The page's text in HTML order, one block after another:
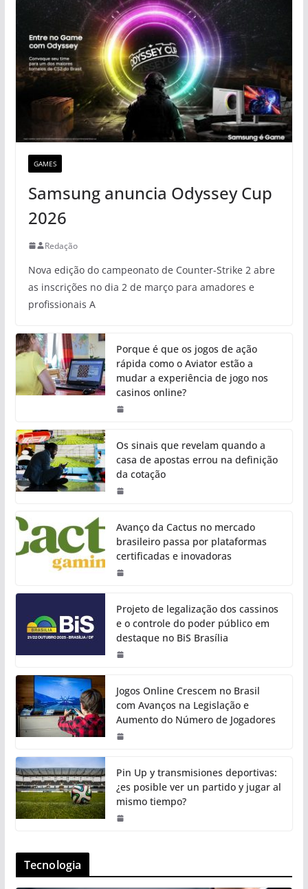
GAMES
Samsung anuncia Odyssey Cup
2026
Redação
Nova edição do campeonato de Counter-Strike 2 abre
as inscrições no dia 2 de março para amadores e
profissionais A
Porque é que os jogos de ação
rápida como o Aviator estão a
mudar a experiência de jogo nos
casinos online?
Os sinais que revelam quando a
casa de apostas errou na definição
da cotação
Avanço da Cactus no mercado
brasileiro passa por plataformas
certificadas e inovadoras
Projeto de legalização dos cassinos
e o controle do poder público em
destaque no BiS Brasília
Jogos Online Crescem no Brasil
com Avanços na Legislação e
Aumento do Número de Jogadores
Pin Up y transmisiones deportivas:
¿es posible ver un partido y jugar al
mismo tiempo?
Tecnologia